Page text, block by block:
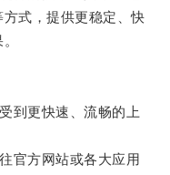
式，提供更稳定、快
更快速、流畅的上
方网站或各大应用